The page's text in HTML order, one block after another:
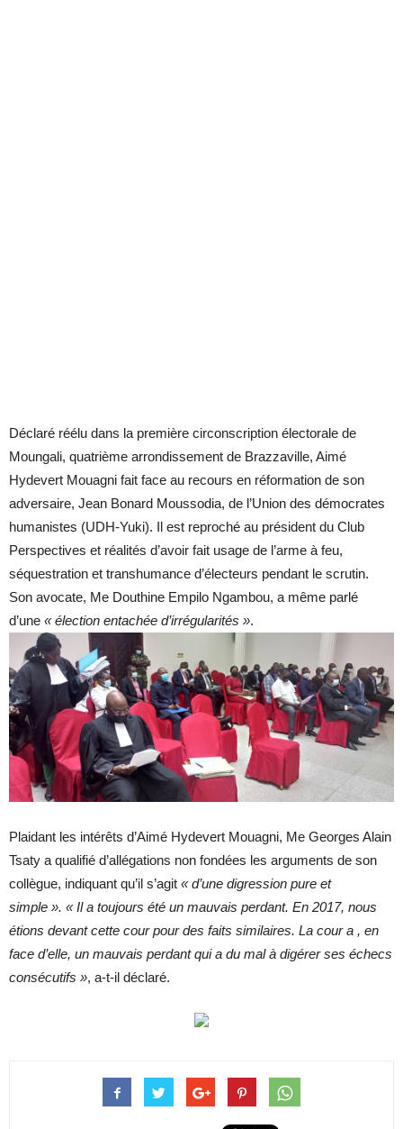
Déclaré réélu dans la première circonscription électorale de
Moungali, quatrième arrondissement de Brazzaville, Aimé
Hydevert Mouagni fait face au recours en réformation de son
adversaire, Jean Bonard Moussodia, de l’Union des démocrates
humanistes (UDH-Yuki). Il est reproché au président du Club
Perspectives et réalités d’avoir fait usage de l’arme à feu,
séquestration et transhumance d’électeurs pendant le scrutin.
Son avocate, Me Douthine Empilo Ngambou, a même parlé
d’une « élection entachée d’irrégularités ».
Plaidant les intérêts d’Aimé Hydevert Mouagni, Me Georges Alain
Tsaty a qualifié d’allégations non fondées les arguments de son
collègue, indiquant qu’il s’agit « d’une digression pure et
simple ». « Il a toujours été un mauvais perdant. En 2017, nous
étions devant cette cour pour des faits similaires. La cour a , en
face d’elle, un mauvais perdant qui a du mal à digérer ses échecs
consécutifs », a-t-il déclaré.